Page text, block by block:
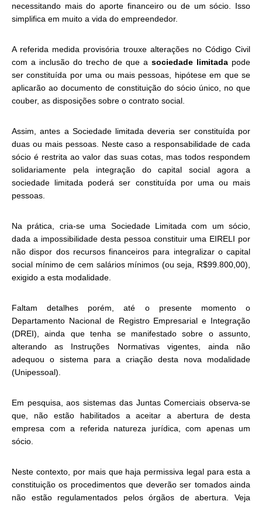
necessitando mais do aporte financeiro ou de um sócio. Isso
simplifica em muito a vida do empreendedor.
A referida medida provisória trouxe alterações no Código Civil
com a inclusão do trecho de que a sociedade limitada pode
ser constituída por uma ou mais pessoas, hipótese em que se
aplicarão ao documento de constituição do sócio único, no que
couber, as disposições sobre o contrato social.
Assim, antes a Sociedade limitada deveria ser constituída por
duas ou mais pessoas. Neste caso a responsabilidade de cada
sócio é restrita ao valor das suas cotas, mas todos respondem
solidariamente pela integração do capital social agora a
sociedade limitada poderá ser constituída por uma ou mais
pessoas.
Na prática, cria-se uma Sociedade Limitada com um sócio,
dada a impossibilidade desta pessoa constituir uma EIRELI por
não dispor dos recursos financeiros para integralizar o capital
social mínimo de cem salários mínimos (ou seja, R$99.800,00),
exigido a esta modalidade.
Faltam detalhes porém, até o presente momento o
Departamento Nacional de Registro Empresarial e Integração
(DREI), ainda que tenha se manifestado sobre o assunto,
alterando as Instruções Normativas vigentes, ainda não
adequou o sistema para a criação desta nova modalidade
(Unipessoal).
Em pesquisa, aos sistemas das Juntas Comerciais observa-se
que, não estão habilitados a aceitar a abertura de desta
empresa com a referida natureza jurídica, com apenas um
sócio.
Neste contexto, por mais que haja permissiva legal para esta a
constituição os procedimentos que deverão ser tomados ainda
não estão regulamentados pelos órgãos de abertura. Veja